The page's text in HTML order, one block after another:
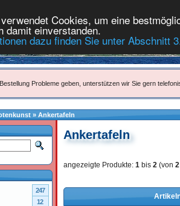
Cookies, um eine
damit einverstanden.
dazu finden Sie unter Abschnitt
Probleme geben, unterstützen wir Sie gern
» Ankertafeln
Ankertafeln
angezeigte Produkte: 1 bis 2 (von 2
247
12